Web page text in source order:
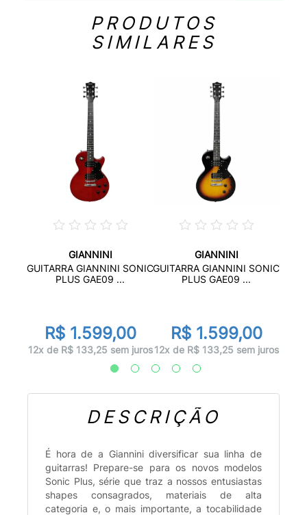
PRODUTOS
SIMILARES
GIANNINI
GUITARRA GIANNINI SONIC
PLUS GAE09 ...
R$ 1.599,00
12x de R$ 133,25 sem juros
GIANNINI
GUITARRA GIANNINI SONIC
PLUS GAE09 ...
R$ 1.599,00
12x de R$ 133,25 sem juros
DESCRIÇÃO
É hora de a Giannini diversificar sua linha de
guitarras! Prepare-se para os novos modelos
Sonic Plus, série que traz a nossos entusiastas
shapes consagrados, materiais de alta
categoria e, o mais importante, a tocabilidade